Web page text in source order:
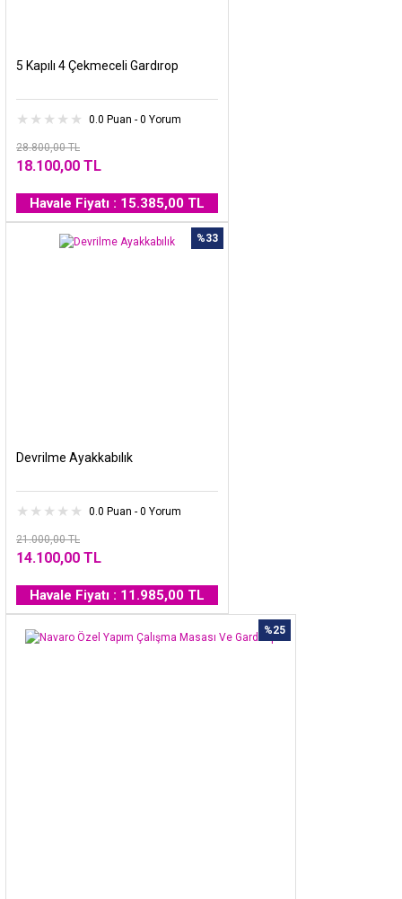
5 Kapılı 4 Çekmeceli Gardırop
0.0 Puan - 0 Yorum
28.800,00 TL
18.100,00 TL
Havale Fiyatı : 15.385,00 TL
%33
Devrilme Ayakkabılık
0.0 Puan - 0 Yorum
21.000,00 TL
14.100,00 TL
Havale Fiyatı : 11.985,00 TL
%25